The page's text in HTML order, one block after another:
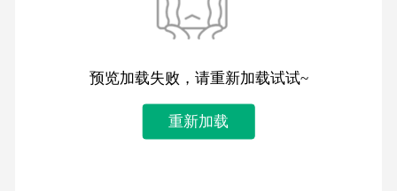
预览加载失败，请重新加载试试~
重新加载